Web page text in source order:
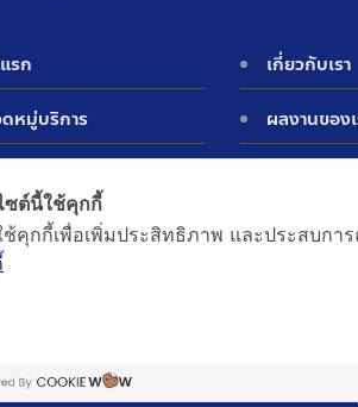
รก
หมู่บริการ
เกี่ยวกับเรา
ผลงานของ
ซต์นี้ใช้คุกกี้
ช้คุกกี้เพื่อเพิ่มประสิทธิภาพ และประสบก